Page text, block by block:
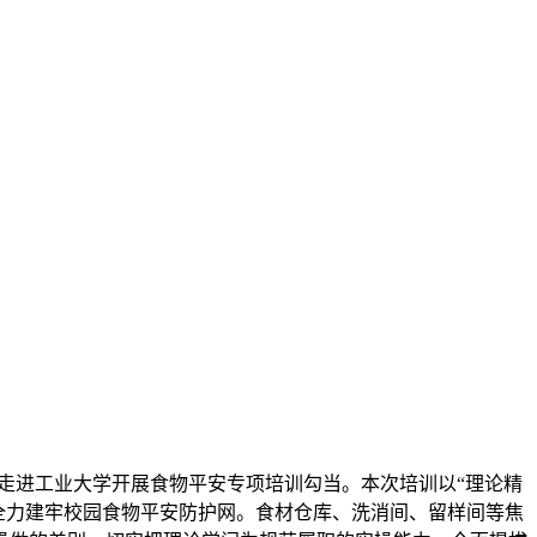
工业大学开展食物平安专项培训勾当。本次培训以“理论精
建牢校园食物平安防护网。食材仓库、洗消间、留样间等焦